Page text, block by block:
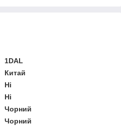
1DAL
Китай
Ні
Ні
Чорний
Чорний